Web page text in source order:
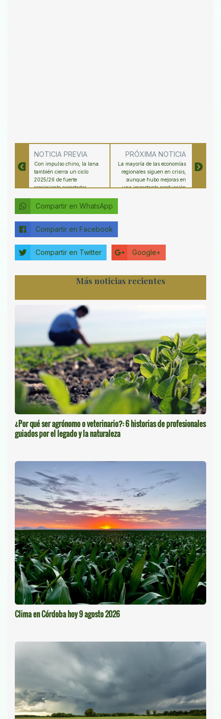
NOTICIA PREVIA
Con impulso chino, la lana
también cierra un ciclo
2025/26 de fuerte
crecimiento exportador
PRÓXIMA NOTICIA
La mayoría de las economías
regionales siguen en crisis,
aunque hubo mejoras en
una importante producción
Compartir en WhatsApp
Compartir en Facebook
Compartir en Twitter Google+
Más noticias recientes
¿Por qué ser agrónomo o veterinario?: 6 historias de profesionales
guiados por el legado y la naturaleza
Clima en Córdoba hoy 9 agosto 2026